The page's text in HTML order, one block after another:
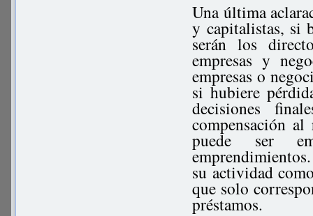
Una última
y capitalistas, si
serán los
empresas y
empresas o
si hubiere
decisiones
compensación
puede ser
su actividad
que solo
préstamos.